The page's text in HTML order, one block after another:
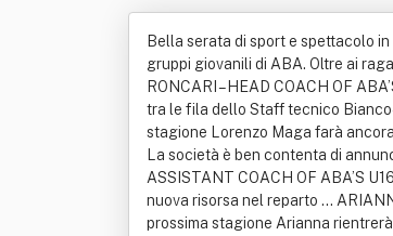
Bella serata di sport e spettacolo
gruppi giovanili di ABA. Oltre ai
RONCARI – HEAD COACH OF
tra le fila dello Staff tecnico Bianco-
stagione Lorenzo Maga farà
La società è ben contenta di
ASSISTANT COACH OF ABA’S
nuova risorsa nel reparto ...
prossima stagione Arianna